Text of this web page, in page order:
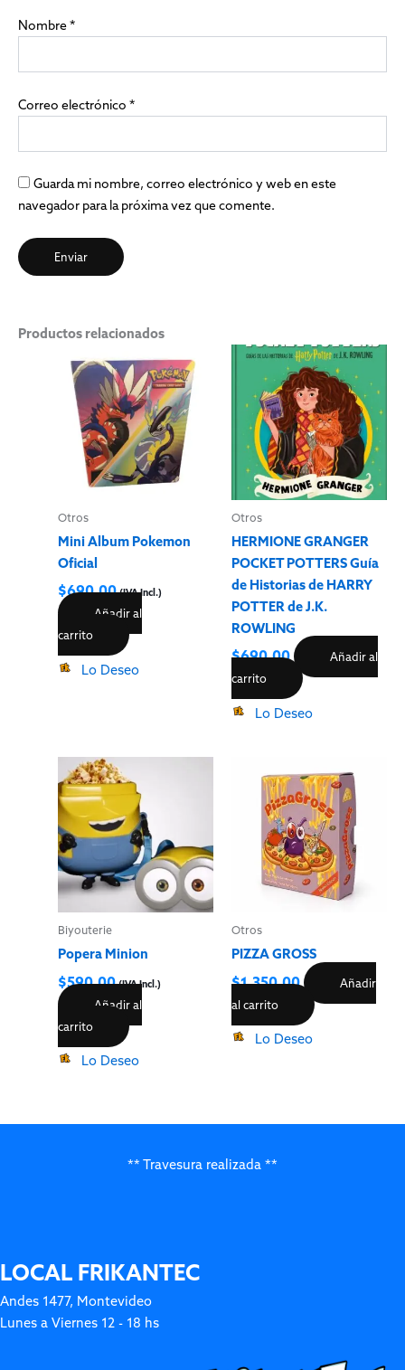
Nombre*
Correo electrónico *
Guarda mi nombre, correo electrónico y web en este
navegador para la próxima vez que comente.
Productos relacionados
Otros
Mini Album Pokemon
Oficial
$690.00 (IVA Incl.)
Añadir al
carrito
Lo Deseo
Otros
HERMIONE GRANGER
POCKET POTTERS Guía
de Historias de HARRY
POTTER de J.K.
ROWLING
$690.00
Añadir al
carrito
Lo Deseo
Biyouterie
Popera Minion
$590.00 (IVA Incl.)
Añadir al
carrito
Lo Deseo
Otros
PIZZA GROSS
$1,350.00
Añadir
al carrito
Lo Deseo
** Travesura realizada **
LOCAL FRIKANTEC
Andes 1477, Montevideo
Lunes a Viernes 12 - 18 hs